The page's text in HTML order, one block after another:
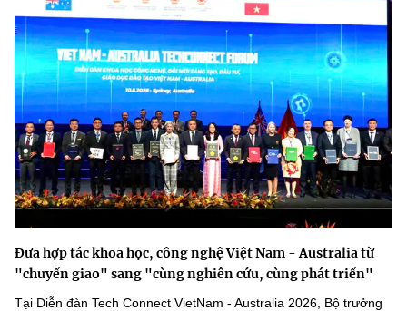
Đưa hợp tác khoa học, công nghệ Việt Nam - Australia từ
"chuyển giao" sang "cùng nghiên cứu, cùng phát triển"
Tại Diễn đàn Tech Connect VietNam - Australia 2026, Bộ trưởng